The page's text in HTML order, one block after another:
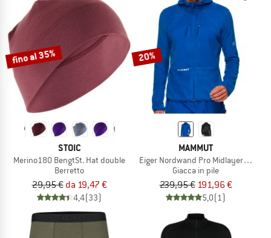
fino al 35%
STOIC
Merino180 BengtSt. Hat double
Berretto
29,95 € da 19,47 €
4,4(33)
20%
MAMMUT
Eiger Nordwand Pro Midlayer Air
Giacca in pile
239,95 € 191,96 €
5,0(1)